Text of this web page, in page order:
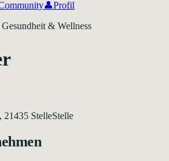
👤Profil
Gesundheit & Wellness
21435 StelleStelle